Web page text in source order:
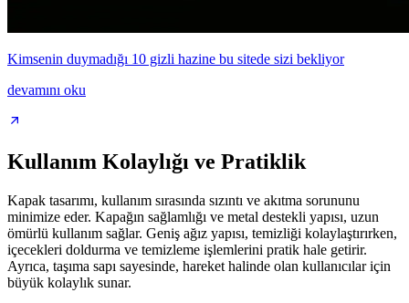
Kimsenin duymadığı 10 gizli hazine bu sitede sizi bekliyor
devamını oku
Kullanım Kolaylığı ve Pratiklik
Kapak tasarımı, kullanım sırasında sızıntı ve akıtma sorununu
minimize eder. Kapağın sağlamlığı ve metal destekli yapısı, uzun
ömürlü kullanım sağlar. Geniş ağız yapısı, temizliği kolaylaştırırken,
içecekleri doldurma ve temizleme işlemlerini pratik hale getirir.
Ayrıca, taşıma sapı sayesinde, hareket halinde olan kullanıcılar için
büyük kolaylık sunar.